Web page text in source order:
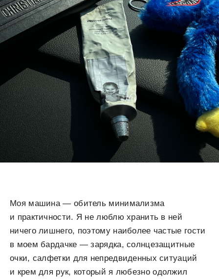
Моя машина — обитель минимализма
и практичности. Я не люблю хранить в ней
ничего лишнего, поэтому наиболее частые гости
в моем бардачке — зарядка, солнцезащитные
очки, салфетки для непредвиденных ситуаций
и крем для рук, который я любезно одолжил